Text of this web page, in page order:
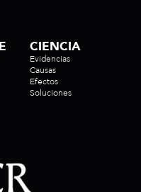
CIENCIA
Evidencias
Causas
Efectos
Soluciones